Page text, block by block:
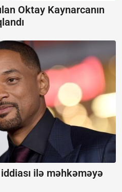
Oktay Kaynarcanın
ilə məhkəməyə